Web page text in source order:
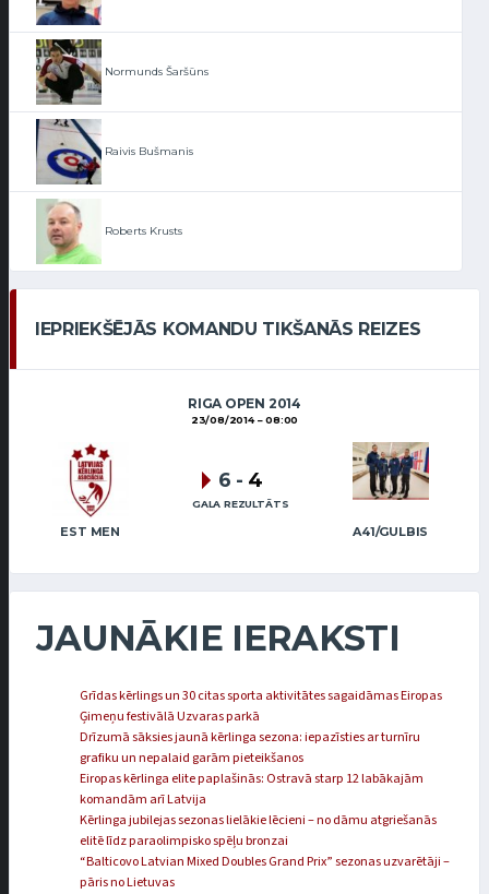
Normunds Šaršūns
Raivis Bušmanis
Roberts Krusts
IEPRIEKŠĒJĀS KOMANDU TIKŠANĀS REIZES
RIGA OPEN 2014
23/08/2014 08:00
EST MEN A41/GULBIS
6 - 4
GALA REZULTĀTS
JAUNĀKIE IERAKSTI
Grīdas kērlings un 30 citas sporta aktivitātes sagaidāmas Eiropas
Ģimeņu festivālā Uzvaras parkā
Drīzumā sāksies jaunā kērlinga sezona: iepazīsties ar turnīru
grafiku un nepalaid garām pieteikšanos
Eiropas kērlinga elite paplašinās: Ostravā starp 12 labākajām
komandām arī Latvija
Kērlinga jubilejas sezonas lielākie lēcieni – no dāmu atgriešanās
elitē līdz paraolimpisko spēļu bronzai
“Balticovo Latvian Mixed Doubles Grand Prix” sezonas uzvarētāji –
pāris no Lietuvas